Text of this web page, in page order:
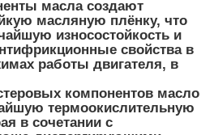
масла создают
масляную плёнку, что
износостойкость и
свойства в
работы двигателя, в
компонентов масло
термоокислительную
в сочетании с